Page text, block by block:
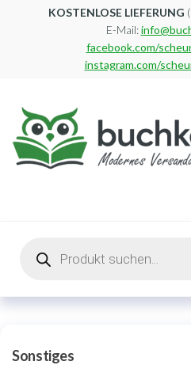
KOSTENLOSE LIEFERUNG
E-Mail:
facebook.com/
instagram.com/
search
Sonstiges